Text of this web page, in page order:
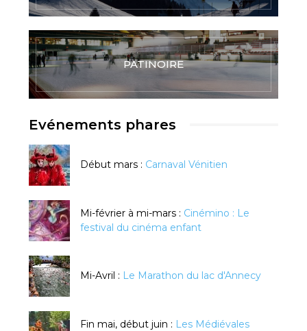
PATINOIRE
Evénements phares
Début mars : Carnaval Vénitien
Mi-février à mi-mars : Cinémino : Le
festival du cinéma enfant
Mi-Avril : Le Marathon du lac d'Annecy
Fin mai, début juin : Les Médiévales